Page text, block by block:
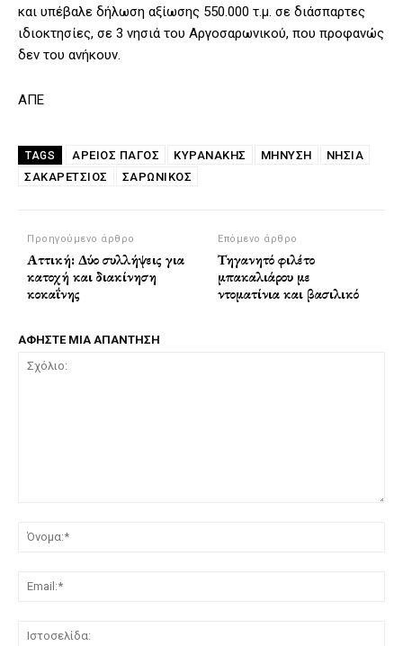
και υπέβαλε δήλωση αξίωσης 550.000 τ.μ. σε διάσπαρτες
ιδιοκτησίες, σε 3 νησιά του Αργοσαρωνικού, που προφανώς
δεν του ανήκουν.
ΑΠΕ
TAGS ΆΡΕΙΟΣ ΠΆΓΟΣ ΚΥΡΑΝΑΚΗΣ ΜΉΝΥΣΗ
ΝΗΣΙΑ
ΣΑΚΑΡΈΤΣΙΟΣ
ΣΑΡΩΝΙΚΌΣ
Προηγούμενο άρθρο
Αττική: Δύο συλλήψεις για
κατοχή και διακίνηση
κοκαΐνης
Επόμενο άρθρο
Τηγανητό φιλέτο
μπακαλιάρου με
ντοματίνια και βασιλικό
ΑΦΗΣΤΕ ΜΙΑ ΑΠΑΝΤΗΣΗ